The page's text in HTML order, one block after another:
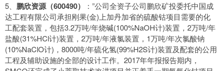
5、 鹏欣资源（600490）
：”公司全资子公司鹏欣矿投委托中国成
达工程有限公司承担刚果(金)上加丹加省的硫酸钴项目需要的化
工配套装置，包括3.2万吨/年烧碱(100%NaOH计)装置，2万吨/年
盐酸(31%HCl计)装置，2万吨/年液氯装置，1万吨/年次氯酸钠
(10%NaClO计)，8000吨/年硫化氢(99%H2S计)装置及配套的公用
工程及辅助设施的全部的设计工作。2017年年报报告期内，